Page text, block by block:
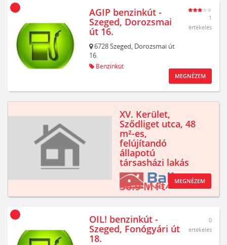
AGIP benzinkút -
Szeged, Dorozsmai
út 16.
6728Szeged, Dorozsmai út
16.
Benzinkút
1
értékelés
MEGNÉZEM
XV. Kerület,
Sződliget utca, 48
m²-es,
felújítandó
állapotú
társasházi lakás
36.9 M Ft MEGNÉZEM
OIL! benzinkút -
Szeged, Fonógyári út
18.
0
értékelés